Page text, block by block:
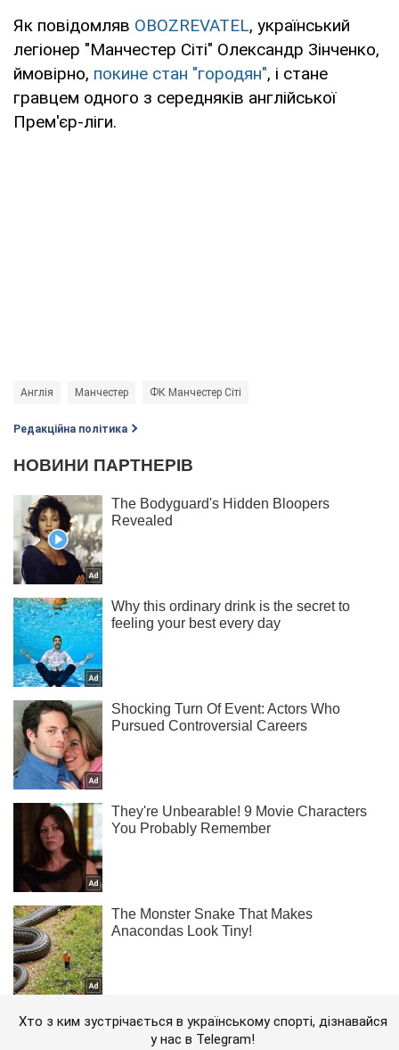
Як повідомляв OBOZREVATEL, український
легіонер "Манчестер Сіті" Олександр Зінченко,
ймовірно, покине стан "городян", і стане
гравцем одного з середняків англійської
Прем'єр-ліги.
Англія Манчестер ФК Манчестер Сіті
Редакційна політика
Хто з ким зустрічається в українському спорті, дізнавайся
у нас в Telegram!